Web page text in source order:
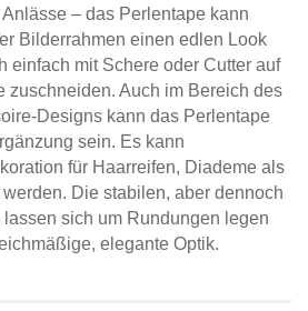
– das Perlentape kann
Bilderrahmen einen edlen Look
einfach mit Schere oder Cutter auf
zuschneiden. Auch im Bereich des
Designs kann das Perlentape
sein. Es kann
für Haarreifen, Diademe als
Die stabilen, aber dennoch
sich um Rundungen legen
elegante Optik.